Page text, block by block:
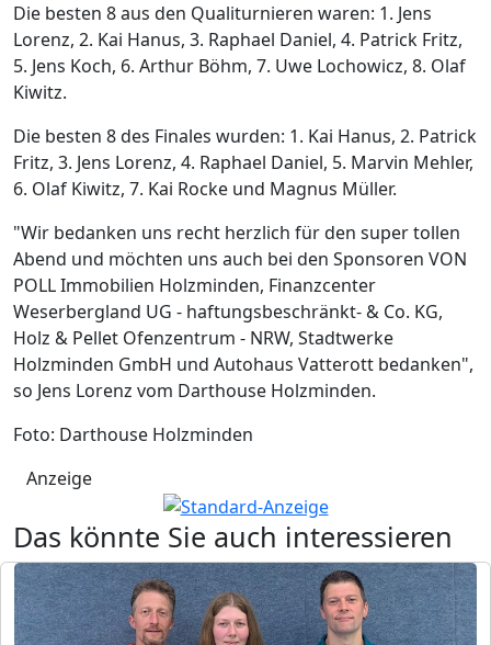
Die besten 8 aus den Qualiturnieren waren: 1. Jens
Lorenz, 2. Kai Hanus, 3. Raphael Daniel, 4. Patrick Fritz,
5. Jens Koch, 6. Arthur Böhm, 7. Uwe Lochowicz, 8. Olaf
Kiwitz.
Die besten 8 des Finales wurden: 1. Kai Hanus, 2. Patrick
Fritz, 3. Jens Lorenz, 4. Raphael Daniel, 5. Marvin Mehler,
6. Olaf Kiwitz, 7. Kai Rocke und Magnus Müller.
"Wir bedanken uns recht herzlich für den super tollen
Abend und möchten uns auch bei den Sponsoren VON
POLL Immobilien Holzminden, Finanzcenter
Weserbergland UG - haftungsbeschränkt- & Co. KG,
Holz & Pellet Ofenzentrum - NRW, Stadtwerke
Holzminden GmbH und Autohaus Vatterott bedanken",
so Jens Lorenz vom Darthouse Holzminden.
Foto: Darthouse Holzminden
Anzeige
Das könnte Sie auch interessieren